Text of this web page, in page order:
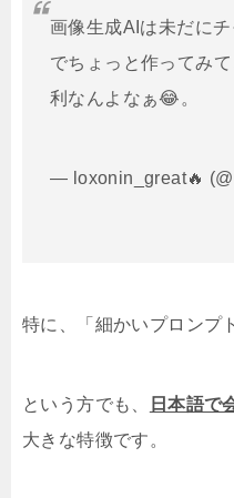
画像生成AIは未だに
でちょっと作ってみ
利なんよなぁ😂。
— loxonin_great🔥
特に、 「細かいプロンプ
という方でも、 日本語で
大きな特徴です。